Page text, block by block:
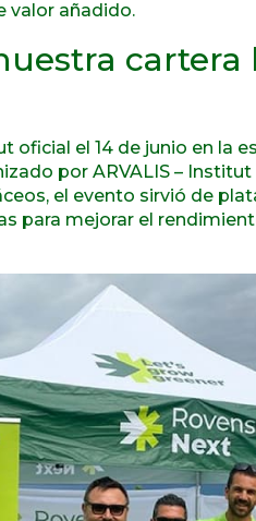
valor añadido.
cartera
oficial el 14 de junio en la
por ARVALIS –
el evento sirvió de
para mejorar el